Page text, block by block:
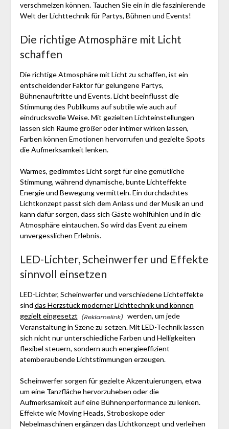
verschmelzen können. Tauchen Sie ein in die faszinierende
Welt der Lichttechnik für Partys, Bühnen und Events!
Die richtige Atmosphäre mit Licht
schaffen
Die richtige Atmosphäre mit Licht zu schaffen, ist ein
entscheidender Faktor für gelungene Partys,
Bühnenauftritte und Events. Licht beeinflusst die
Stimmung des Publikums auf subtile wie auch auf
eindrucksvolle Weise. Mit gezielten Lichteinstellungen
lassen sich Räume größer oder intimer wirken lassen,
Farben können Emotionen hervorrufen und gezielte Spots
die Aufmerksamkeit lenken.
Warmes, gedimmtes Licht sorgt für eine gemütliche
Stimmung, während dynamische, bunte Lichteffekte
Energie und Bewegung vermitteln. Ein durchdachtes
Lichtkonzept passt sich dem Anlass und der Musik an und
kann dafür sorgen, dass sich Gäste wohlfühlen und in die
Atmosphäre eintauchen. So wird das Event zu einem
unvergesslichen Erlebnis.
LED-Lichter, Scheinwerfer und Effekte
sinnvoll einsetzen
LED-Lichter, Scheinwerfer und verschiedene Lichteffekte
sind das Herzstück moderner Lichttechnik und können
gezielt eingesetzt
werden, um jede
Veranstaltung in Szene zu setzen. Mit LED-Technik lassen
sich nicht nur unterschiedliche Farben und Helligkeiten
flexibel steuern, sondern auch energieeffizient
atemberaubende Lichtstimmungen erzeugen.
Scheinwerfer sorgen für gezielte Akzentuierungen, etwa
um eine Tanzfläche hervorzuheben oder die
Aufmerksamkeit auf eine Bühnenperformance zu lenken.
Effekte wie Moving Heads, Stroboskope oder
Nebelmaschinen ergänzen das Lichtkonzept und verleihen